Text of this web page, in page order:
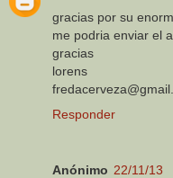
gracias por su
me podria enviar el
gracias
lorens
Responder
Anónimo 22/11/13